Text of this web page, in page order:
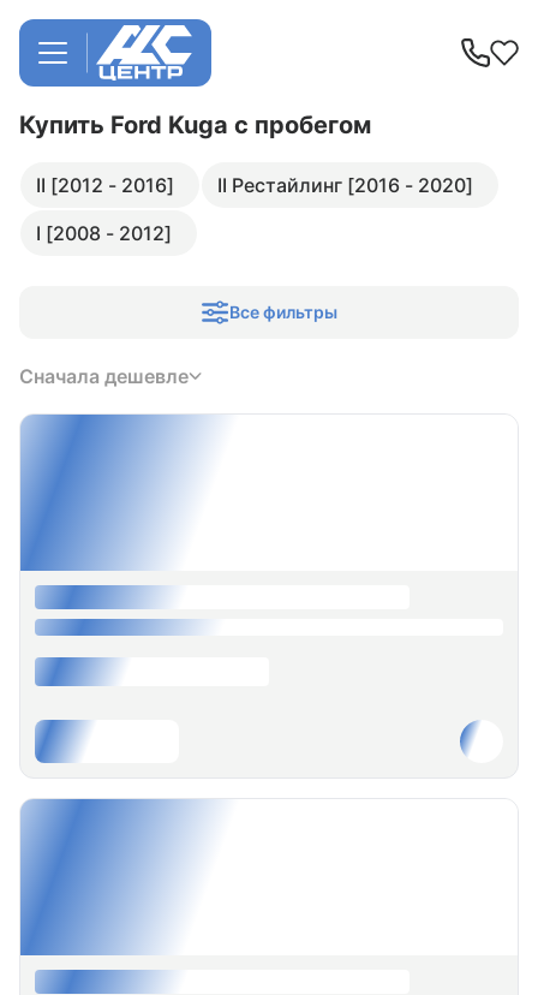
Купить Ford Kuga с пробегом
II [2012 - 2016]
II Рестайлинг [2016 - 2020]
I [2008 - 2012]
Все фильтры
Сначала дешевле